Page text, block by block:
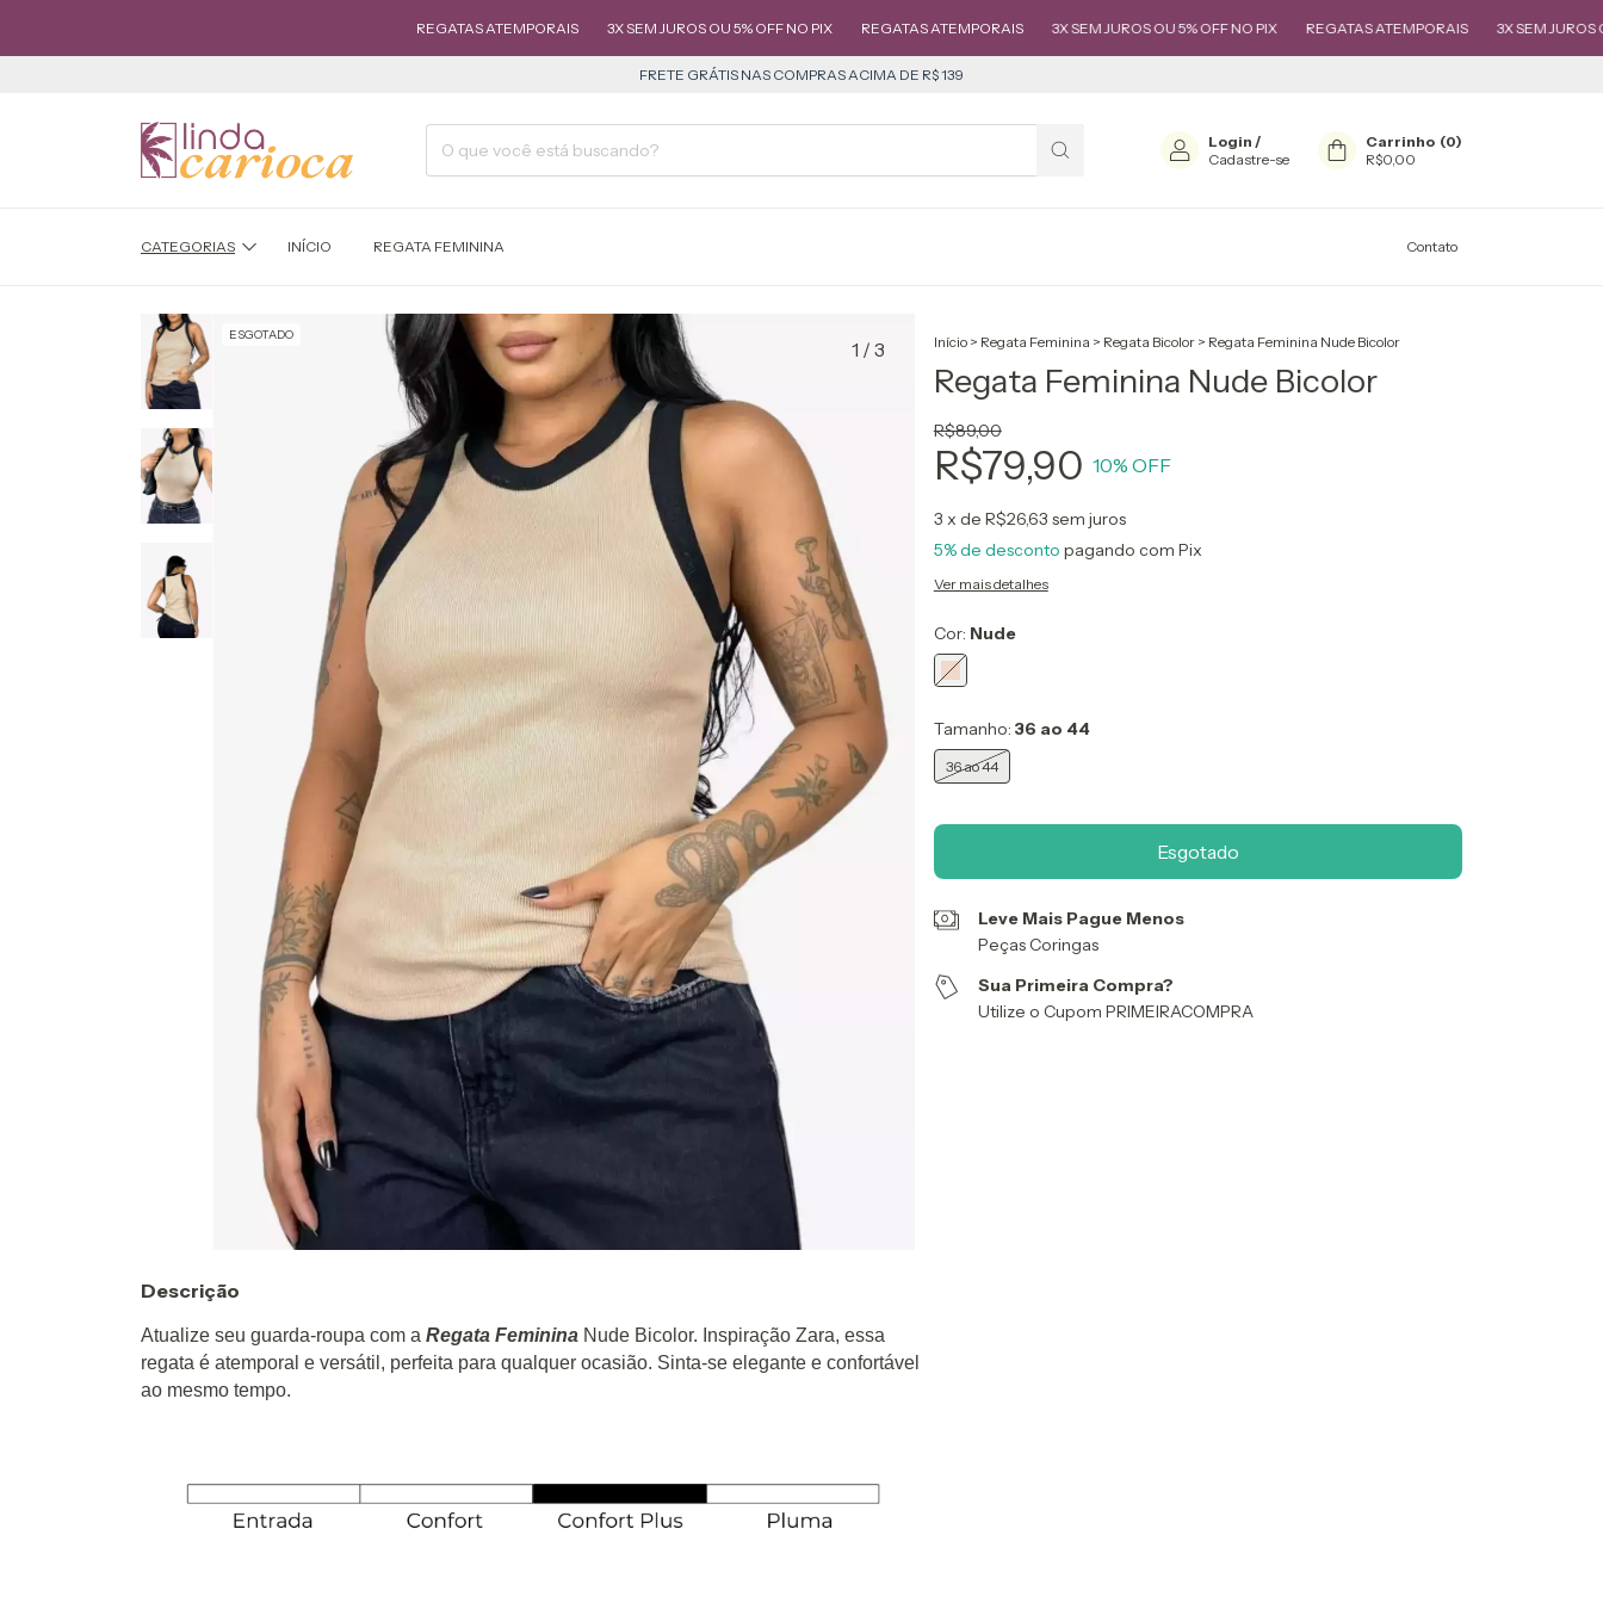
REGATAS ATEMPORAIS 3X SEM JUROS OU 5% OFF NO PIX REGATAS ATEMPORAIS 3X SEM JUROS OU 5% OFF NO PIX REGATAS ATEMPORAIS 3X SEM JUROS OU 5%
FRETE GRÁTIS NAS COMPRAS ACIMA DE R$ 139
Login /
Cadastre-se
Carrinho (0)
R$0,00
CATEGORIAS INÍCIO REGATA FEMININA Contato
ESGOTADO
1 / 3 Início > Regata Feminina > Regata Bicolor > Regata Feminina Nude Bicolor
Regata Feminina Nude Bicolor
R$89,00
R$79,90 10% OFF
3 x de R$26,63 sem juros
5% de desconto pagando com Pix
Ver mais detalhes
Cor: Nude
Tamanho: 36 ao 44
36 ao 44
Leve Mais Pague Menos
Peças Coringas
Sua Primeira Compra?
Utilize o Cupom PRIMEIRACOMPRA
Descrição
Atualize seu guarda-roupa com a Regata Feminina Nude Bicolor. Inspiração Zara, essa
regata é atemporal e versátil, perfeita para qualquer ocasião. Sinta-se elegante e confortável
ao mesmo tempo.